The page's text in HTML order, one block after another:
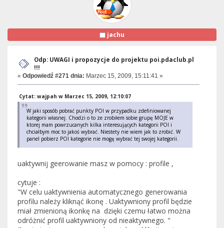
jachu
Odp: UWAGI i propozycje do projektu poi.pdaclub.pl
!!!
« Odpowiedź #271 dnia: Marzec 15, 2009, 15:11:41 »
Cytat: wajpah w Marzec 15, 2009, 12:10:07
W jaki sposób pobrać punkty POI w przypadku zdefiniowanej
kategorii własnej. Chodzi o to ze zrobiłem sobie grupę MOJE w
ktorej mam powrzucanych kilka interesujących kategorii POI i
chciałbym moc to jakoś wybrać. Niestety nie wiem jak to zrobić. W
panel pobierz POI kategorie nie mogę wybrać tej swojej kategorii.
uaktywnij geerowanie masz w pomocy : profile ,
cytuje :
"W celu uaktywnienia automatycznego generowania
profilu należy kliknąć ikonę . Uaktywniony profil będzie
miał zmienioną ikonkę na dzięki czemu łatwo można
odróżnić profil uaktywniony od nieaktywnego. "